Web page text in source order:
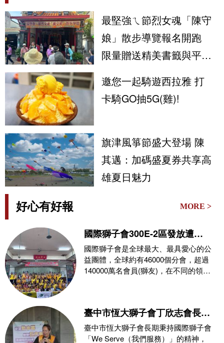
最堅強ㄟ節烈女魂「陳守
娘」散步導覽報名開跑
限量贈送精美書籤與平安
邀您一起騎遊西拉雅 打
卡騎GO抽5G(雞)!
旗津風箏節盛大登場 陳
其邁：加碼盛夏券共享高
雄夏日魅力
好心有好報 MORE >
國際獅子會300E-2區發放遭
0626豪雨侵襲受災戶救災物資
國際獅子會是全球最大、最具愛心的公
益團體，全球約有46000個分會，超過
140000萬名會員(獅友)，在不同的領
臺中市恆大獅子會丁欣志會長攜
手消防局推動公益，玉之緣珠寶
力挺防災教育與熱血捐血守護社
臺中市恆大獅子會長期秉持國際獅子會
「We Serve（我們服務）」的精神，